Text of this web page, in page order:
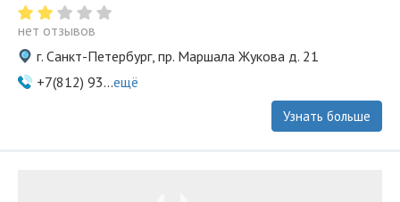
нет отзывов
г. Санкт-Петербург, пр. Маршала Жукова д. 21
+7(812) 93...ещё
Узнать больше